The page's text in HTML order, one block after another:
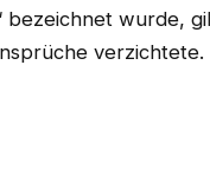
bezeichnet wurde,
verzichtete.